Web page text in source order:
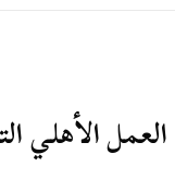
الأهلي